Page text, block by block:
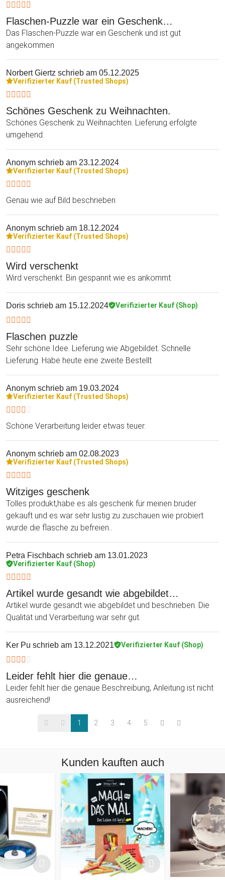
Flaschen-Puzzle war ein Geschenk…
Das Flaschen-Puzzle war ein Geschenk und ist gut
angekommen
Norbert Giertz schrieb am 05.12.2025
Verifizierter Kauf (Trusted Shops)
Schönes Geschenk zu Weihnachten.
Schönes Geschenk zu Weihnachten. Lieferung erfolgte
umgehend.
Anonym schrieb am 23.12.2024
Verifizierter Kauf (Trusted Shops)
Genau wie auf Bild beschrieben
Anonym schrieb am 18.12.2024
Verifizierter Kauf (Trusted Shops)
Wird verschenkt
Wird verschenkt. Bin gespannt wie es ankommt
Doris schrieb am 15.12.2024 Verifizierter Kauf (Shop)
Flaschen puzzle
Sehr schöne Idee. Lieferung wie Abgebildet. Schnelle
Lieferung. Habe heute eine zweite Bestellt
Anonym schrieb am 19.03.2024
Verifizierter Kauf (Trusted Shops)
Schöne Verarbeitung leider etwas teuer.
Anonym schrieb am 02.08.2023
Verifizierter Kauf (Trusted Shops)
Witziges geschenk
Tolles produkt,habe es als geschenk für meinen bruder
gekauft und es war sehr lustig zu zuschauen wie probiert
wurde die flasche zu befreien..
Petra Fischbach schrieb am 13.01.2023
Verifizierter Kauf (Shop)
Artikel wurde gesandt wie abgebildet…
Artikel wurde gesandt wie abgebildet und beschrieben. Die
Qualität und Verarbeitung war sehr gut.
Ker Pu schrieb am 13.12.2021 Verifizierter Kauf (Shop)
Leider fehlt hier die genaue…
Leider fehlt hier die genaue Beschreibung, Anleitung ist nicht
ausreichend!
1 2 3 4 5
Kunden kauften auch